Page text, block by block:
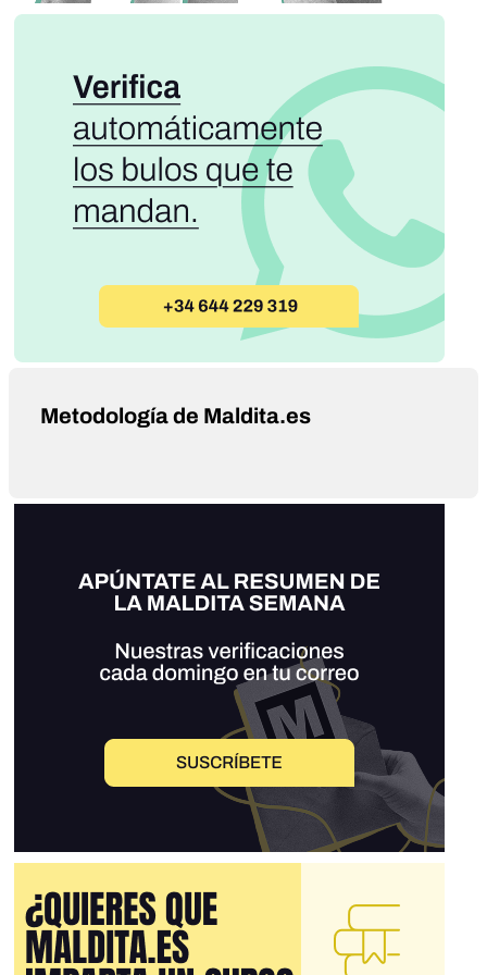
Metodología de Maldita.es